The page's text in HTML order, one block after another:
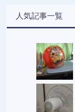
人気記事一覧